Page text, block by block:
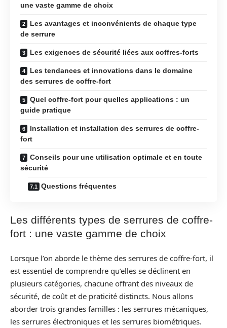
une vaste gamme de choix
Les avantages et inconvénients de chaque type
de serrure
Les exigences de sécurité liées aux coffres-forts
Les tendances et innovations dans le domaine
des serrures de coffre-fort
Quel coffre-fort pour quelles applications : un
guide pratique
Installation et installation des serrures de coffre-
fort
Conseils pour une utilisation optimale et en toute
sécurité
Questions fréquentes
Les différents types de serrures de coffre-
fort : une vaste gamme de choix
Lorsque l’on aborde le thème des serrures de coffre-fort, il
est essentiel de comprendre qu’elles se déclinent en
plusieurs catégories, chacune offrant des niveaux de
sécurité, de coût et de praticité distincts. Nous allons
aborder trois grandes familles : les serrures mécaniques,
les serrures électroniques et les serrures biométriques.